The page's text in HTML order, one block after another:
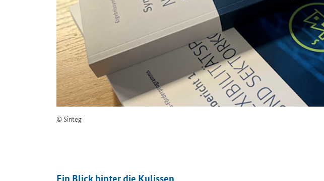
Ein Blick hinter die Kulissen